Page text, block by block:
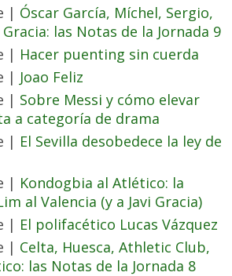
| Óscar García, Míchel, Sergio,
Gracia: las Notas de la Jornada 9
| Hacer puenting sin cuerda
| Joao Feliz
| Sobre Messi y cómo elevar
a categoría de drama
| El Sevilla desobedece la ley de
| Kondogbia al Atlético: la
al Valencia (y a Javi Gracia)
| El polifacético Lucas Vázquez
| Celta, Huesca, Athletic Club,
las Notas de la Jornada 8